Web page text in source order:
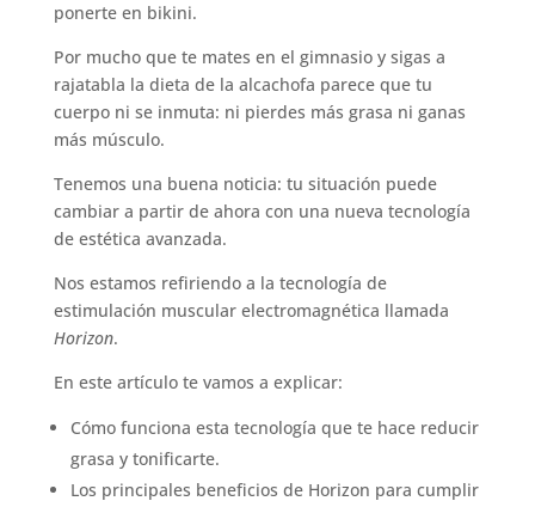
ponerte en bikini.
Por mucho que te mates en el gimnasio y sigas a
rajatabla la dieta de la alcachofa parece que tu
cuerpo ni se inmuta: ni pierdes más grasa ni ganas
más músculo.
Tenemos una buena noticia: tu situación puede
cambiar a partir de ahora con una nueva tecnología
de estética avanzada.
Nos estamos refiriendo a la tecnología de
estimulación muscular electromagnética llamada
Horizon.
En este artículo te vamos a explicar:
Cómo funciona esta tecnología que te hace reducir
grasa y tonificarte.
Los principales beneficios de Horizon para cumplir